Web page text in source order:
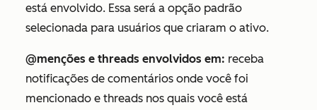
está envolvido. Essa será a opção padrão
selecionada para usuários que criaram o ativo.
@menções e threads envolvidos em: receba
notificações de comentários onde você foi
mencionado e threads nos quais você está